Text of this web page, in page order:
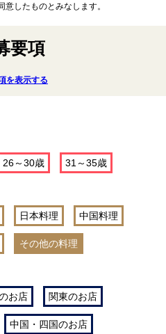
したものとみなします。
要項
を表示する
26～30歳 31～35歳
日本料理 中国料理
その他の料理
お店 関東のお店
中国・四国のお店